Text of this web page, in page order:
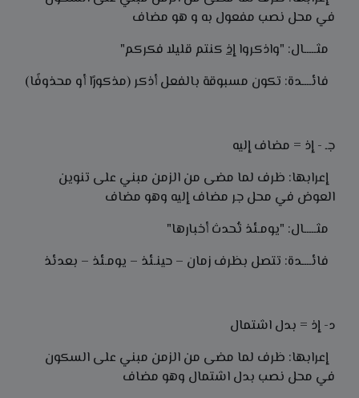
في محل نصب مفعول به و هو مضاف
مثـــــال: "واذكرواإذ كنتم قليلا فكركم"
فائــــدة: تكون مسبوقة بالفعل أذكر (مذكورًا أو محذوفًا)
جـ - إذ = مضاف إليه
إعرابها: ظرف لما مضى من الزمن مبني على تنوين
العوض في محل جر مضاف إليه وهو مضاف
مثـــــال: "يومـئذ تُحدث أخبارها"
فائــــدة: تتصل بظرف زمان – حينـئذ – يومـئذ – بعدئذ
د- إذ = بدل اشتمال
إعرابها: ظرف لما مضى من الزمن مبني على السكون
في محل نصب بدل اشتمال وهو مضاف